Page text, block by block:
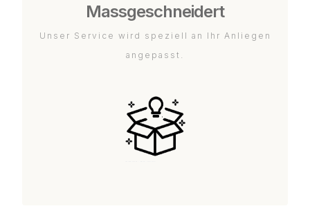
Massgeschneidert
Unser Service wird speziell an Ihr Anliegen
angepasst.